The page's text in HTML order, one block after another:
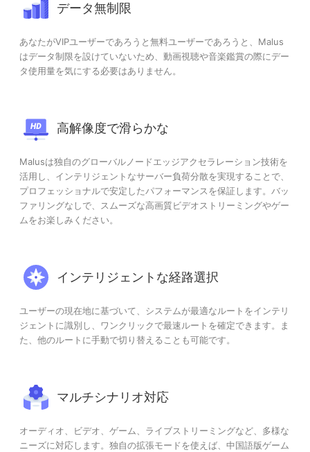
データ無制限
あなたがVIPユーザーであろうと無料ユーザーであろうと、Malus
はデータ制限を設けていないため、動画視聴や音楽鑑賞の際にデー
タ使用量を気にする必要はありません。
高解像度で滑らかな
Malusは独自のグローバルノードエッジアクセラレーション技術を
活用し、インテリジェントなサーバー負荷分散を実現することで、
プロフェッショナルで安定したパフォーマンスを保証します。バッ
ファリングなしで、スムーズな高画質ビデオストリーミングやゲー
ムをお楽しみください。
インテリジェントな経路選択
ユーザーの現在地に基づいて、システムが最適なルートをインテリ
ジェントに識別し、ワンクリックで最速ルートを確定できます。ま
た、他のルートに手動で切り替えることも可能です。
マルチシナリオ対応
オーディオ、ビデオ、ゲーム、ライブストリーミングなど、多様な
ニーズに対応します。独自の拡張モードを使えば、中国語版ゲーム